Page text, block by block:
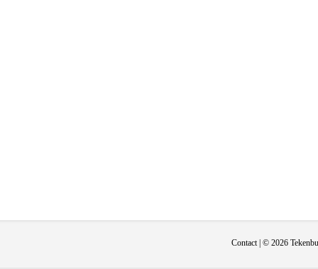
Contact| © 2026